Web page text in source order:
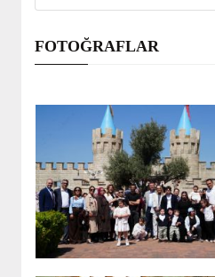
FOTOĞRAFLAR